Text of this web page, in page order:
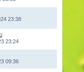
23:38
23:24
09:36